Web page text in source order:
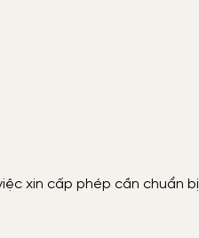
xin cấp phép cần chuẩn bị